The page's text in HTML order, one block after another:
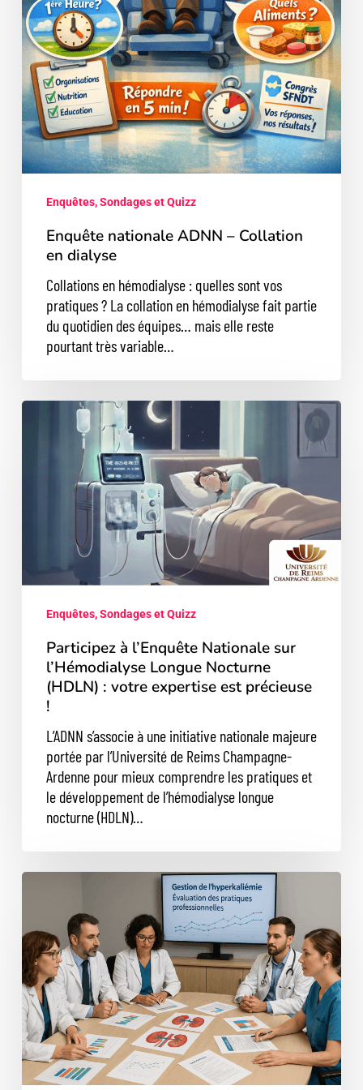
Enquêtes, Sondages et Quizz
Enquête nationale ADNN – Collation
en dialyse
Collations en hémodialyse : quelles sont vos
pratiques ? La collation en hémodialyse fait partie
du quotidien des équipes… mais elle reste
pourtant très variable…
Participez
l’Hémodialyse
(HDLN)
:
votre
précieuse
Enquêtes, Sondages et Quizz
Participez à l’Enquête Nationale sur
l’Hémodialyse Longue Nocturne
(HDLN) : votre expertise est précieuse
!
L’ADNN s’associe à une initiative nationale majeure
portée par l’Université de Reims Champagne-
Ardenne pour mieux comprendre les pratiques et
le développement de l’hémodialyse longue
nocturne (HDLN)…
Dernière
Gestion
de
l’hyperkaliémie
et
alimentation
contrôlée
en
potassium